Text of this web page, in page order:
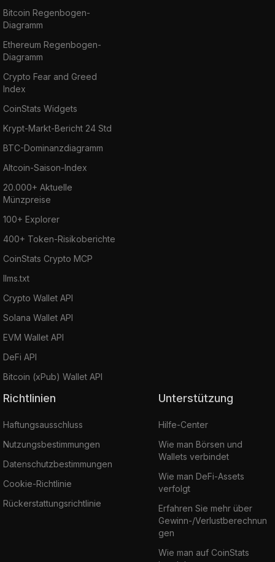
Bitcoin Regenbogen-
Diagramm
Ethereum Regenbogen-
Diagramm
Crypto Fear and Greed
Index
CoinStats Widgets
Krypt-Markt-Bericht 24 Std
BTC-Dominanzdiagramm
Altcoin-Saison-Index
20.000+ Aktuelle
Münzpreise
100+ Explorer
400+ Token-Risikoberichte
CoinStats Crypto MCP
llms.txt
Crypto Wallet API
Solana Wallet API
EVM Wallet API
DeFi API
Bitcoin (xPub) Wallet API
Richtlinien
Haftungsausschluss
Nutzungsbestimmungen
Datenschutzbestimmungen
Cookie-Richtlinie
Rückerstattungsrichtlinie
Unterstützung
Hilfe-Center
Wie man Börsen und
Wallets verbindet
Wie man DeFi-Assets
verfolgt
Erfahren Sie mehr über
Gewinn-/Verlustberechnun
gen
Wie man auf CoinStats